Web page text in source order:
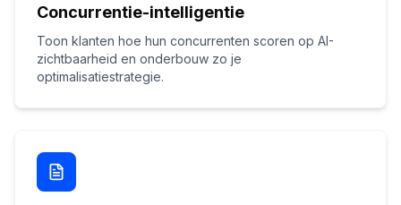
Concurrentie-intelligentie
Toon klanten hoe hun concurrenten scoren op AI-
zichtbaarheid en onderbouw zo je
optimalisatiestrategie.